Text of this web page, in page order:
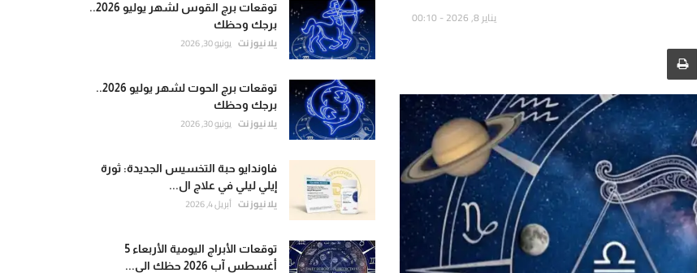
يناير 8, 2026 - 00:10
توقعات برج القوس لشهر يوليو 2026..
برجك وحظك
يلا نيوز نت يونيو 30, 2026
توقعات برج الحوت لشهر يوليو 2026..
برجك وحظك
يلا نيوز نت يونيو 30, 2026
فاوندايو حبة التخسيس الجديدة: ثورة
إيلي ليلي في علاج ال...
يلا نيوز نت أبريل 4, 2026
توقعات الأبراج اليومية الأربعاء 5
أغسطس آب 2026 حظك الي...